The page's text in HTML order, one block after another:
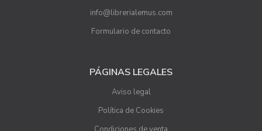
info@librerialemus.com
Formulario de contacto
PÁGINAS LEGALES
Aviso legal
Política de Cookies